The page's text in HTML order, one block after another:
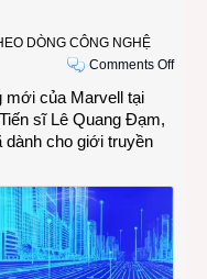
DÒNG CÔNG NGHỆ
Comments Offon
mới của Marvell tại
sĩ Lê Quang Đạm,
dành cho giới truyền